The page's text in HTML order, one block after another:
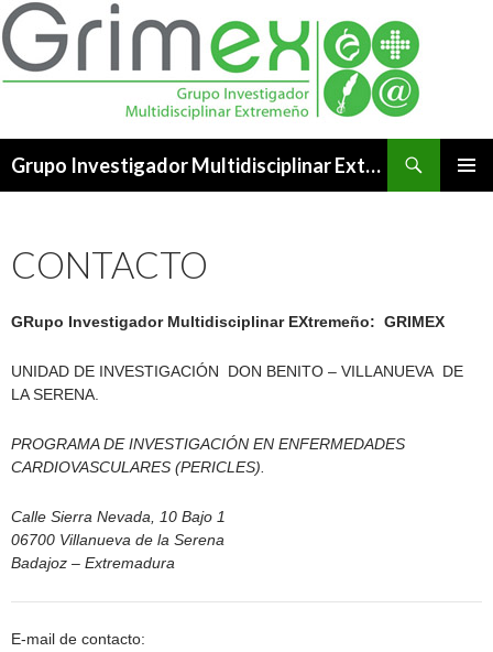
Grupo Investigador Multidisciplinar Extremeño
CONTACTO
GRupo Investigador Multidisciplinar EXtremeño: GRIMEX
UNIDAD DE INVESTIGACIÓN DON BENITO – VILLANUEVA DE
LA SERENA.
PROGRAMA DE INVESTIGACIÓN EN ENFERMEDADES
CARDIOVASCULARES (PERICLES).
Calle Sierra Nevada, 10 Bajo 1
06700 Villanueva de la Serena
Badajoz – Extremadura
E-mail de contacto: